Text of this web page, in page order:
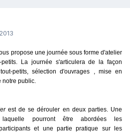
propose une journée sous forme d'atelier
La journée s'articulera de la façon
petits, sélection d'ouvrages , mise en
notre public.
est de se dérouler en deux parties. Une
pourront être abordées les
et une partie pratique sur les